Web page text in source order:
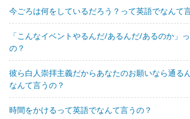
今ごろは何をしているだろう？って英語でなんて
「こんなイベントやるんだ/あるんだ/あるのか」
の？
彼ら白人崇拝主義だからあなたのお願いなら通る
なんて言うの？
時間をかけるって英語でなんて言うの？